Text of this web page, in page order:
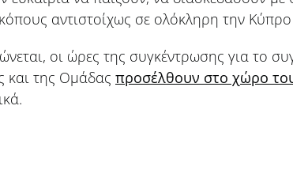
αντιστοίχως σε ολόκληρη την
οι ώρες της συγκέντρωσης για το
και της Ομάδας προσέλθουν στο χώρο